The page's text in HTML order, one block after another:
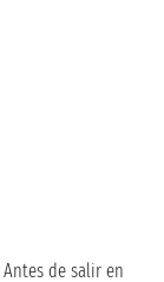
Antes de salir en